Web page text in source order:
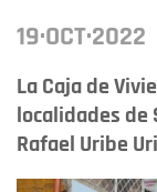
19·OCT·2022
La Caja de
localidades de
Rafael Uribe